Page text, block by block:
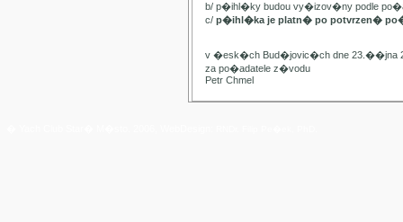
b/ p�ihl�ky budou vy�izov�ny podle
c/ p�ihl�ka je platn� po potvrzen�
v �esk�ch Bud�jovic�ch dne 23.��jna
za po�adatele z�vodu
Petr Chmel